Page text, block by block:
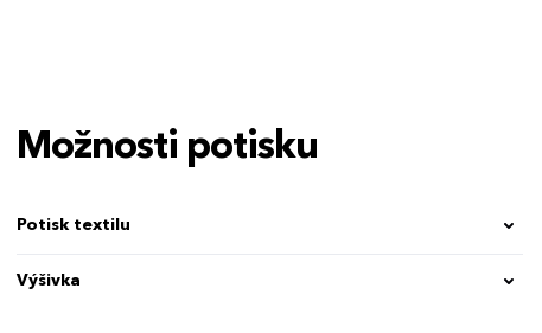
Možnosti potisku
Potisk textilu
Výšivka